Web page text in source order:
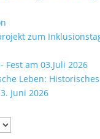
zum
Fest am 03.Juli 2026
Leben:
Juni 2026